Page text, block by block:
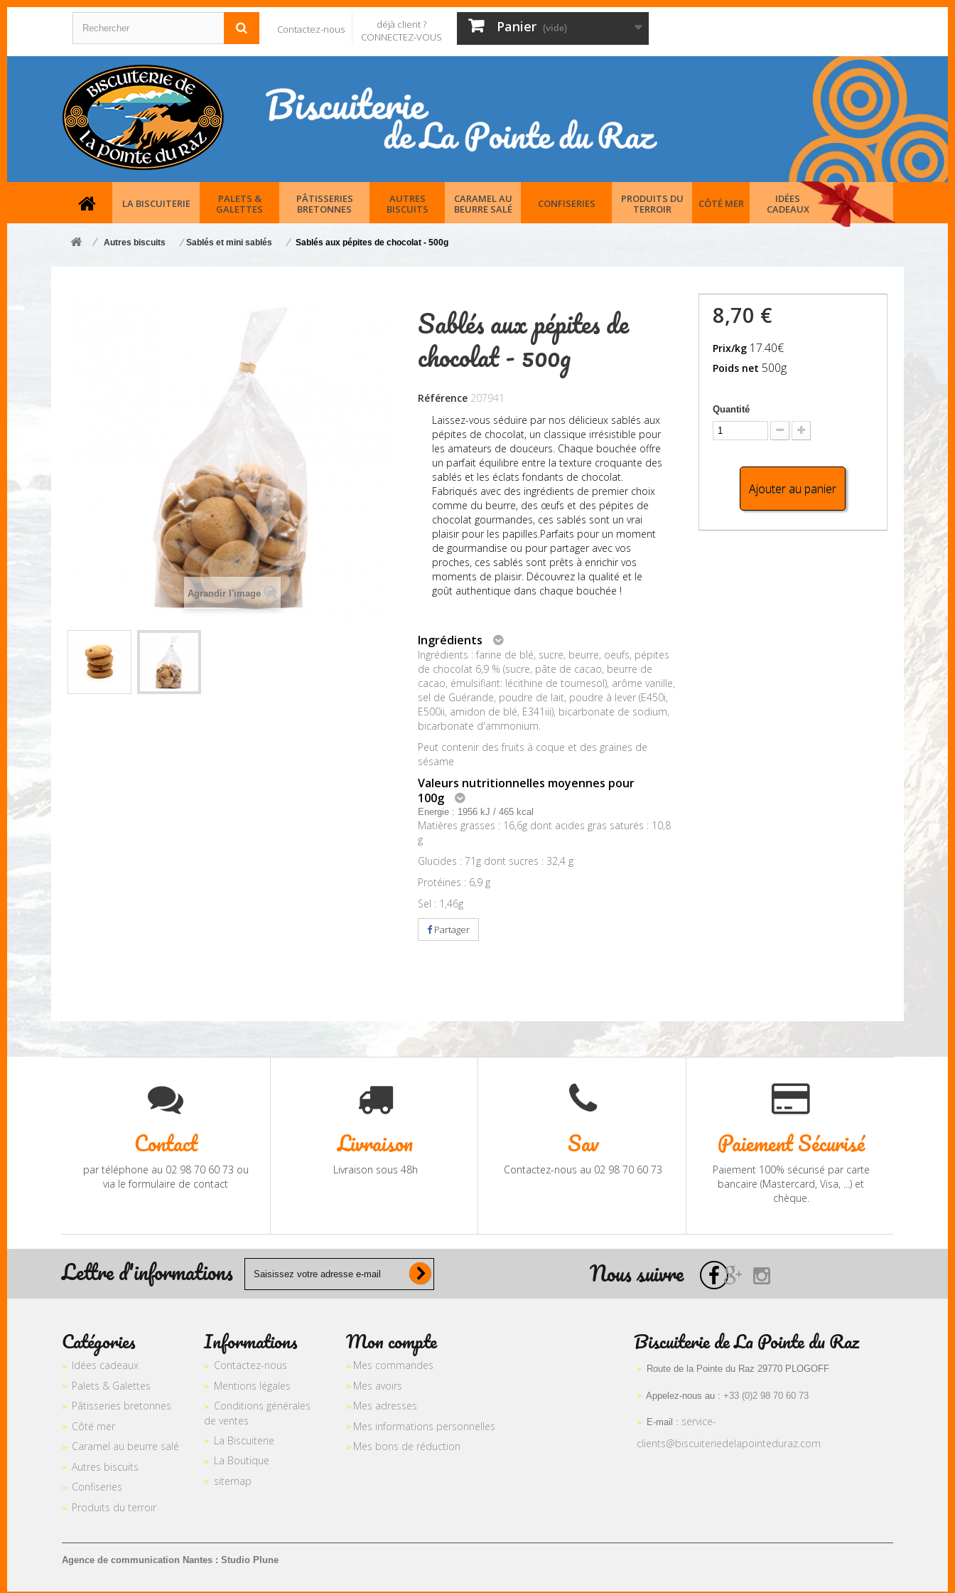
Contactez-nous
déjà client ?
CONNECTEZ-VOUS
Panier (vide)
LA BISCUITERIE
PALETS &
GALETTES
PÂTISSERIES
BRETONNES
AUTRES
BISCUITS
CARAMEL AU
BEURRE SALÉ
CONFISERIES
PRODUITS DU
TERROIR
CÔTÉ MER
IDÉES
CADEAUX
Autres biscuits Sablés et mini sablés Sablés aux pépites de chocolat - 500g
Agrandir l'image
Sablés aux pépites de
chocolat - 500g
Référence 207941
Laissez-vous séduire par nos délicieux sablés aux
pépites de chocolat, un classique irrésistible pour
les amateurs de douceurs. Chaque bouchée offre
un parfait équilibre entre la texture croquante des
sablés et les éclats fondants de chocolat.
Fabriqués avec des ingrédients de premier choix
comme du beurre, des œufs et des pépites de
chocolat gourmandes, ces sablés sont un vrai
plaisir pour les papilles.Parfaits pour un moment
de gourmandise ou pour partager avec vos
proches, ces sablés sont prêts à enrichir vos
moments de plaisir. Découvrez la qualité et le
goût authentique dans chaque bouchée !
Ingrédients
Ingrédients : farine de blé, sucre, beurre, oeufs, pépites
de chocolat 6,9 % (sucre, pâte de cacao, beurre de
cacao, émulsifiant: lécithine de tournesol), arôme vanille,
sel de Guérande, poudre de lait, poudre à lever (E450i,
E500ii, amidon de blé, E341iii), bicarbonate de sodium,
bicarbonate d'ammonium.
Peut contenir des fruits à coque et des graines de
sésame
Valeurs nutritionnelles moyennes pour
100g
Energie : 1956 kJ / 465 kcal
Matières grasses : 16,6g dont acides gras saturés : 10,8
g
Glucides : 71g dont sucres : 32,4 g
Protéines : 6,9 g
Sel : 1,46g
Partager
8,70 €
Prix/kg 17.40€
Poids net 500g
Quantité
Ajouter au panier
Contact
par téléphone au 02 98 70 60 73 ou
via le formulaire de contact
Livraison
Livraison sous 48h
Sav
Contactez-nous au 02 98 70 60 73
Paiement Sécurisé
Paiement 100% sécurisé par carte
bancaire (Mastercard, Visa, ...) et
chèque.
Lettre d'informations Nous suivre
Catégories
Idées cadeaux
Palets & Galettes
Pâtisseries bretonnes
Côté mer
Caramel au beurre salé
Autres biscuits
Confiseries
Produits du terroir
Informations
Contactez-nous
Mentions légales
Conditions générales
de ventes
La Biscuiterie
La Boutique
sitemap
Agence de communication Nantes : Studio Plune
Mon compte
Mes commandes
Mes avoirs
Mes adresses
Mes informations personnelles
Mes bons de réduction
Biscuiterie de La Pointe du Raz
Route de la Pointe du Raz 29770 PLOGOFF
Appelez-nous au : +33 (0)2 98 70 60 73
E-mail : service-
clients@biscuiteriedelapointeduraz.com